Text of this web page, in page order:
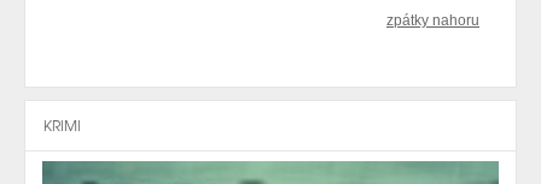
zpátky nahoru
KRIMI